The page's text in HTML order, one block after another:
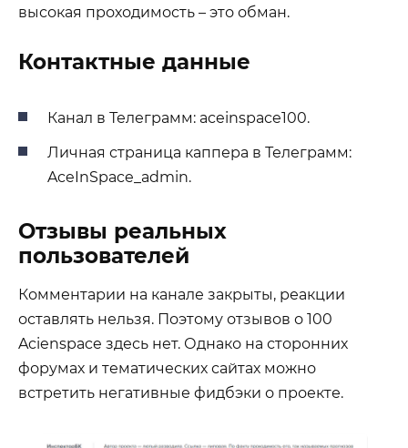
высокая проходимость – это обман.
Контактные данные
Канал в Телеграмм: aceinspace100.
Личная страница каппера в Телеграмм:
AceInSpace_admin.
Отзывы реальных
пользователей
Комментарии на канале закрыты, реакции
оставлять нельзя. Поэтому отзывов о 100
Acienspace здесь нет. Однако на сторонних
форумах и тематических сайтах можно
встретить негативные фидбэки о проекте.